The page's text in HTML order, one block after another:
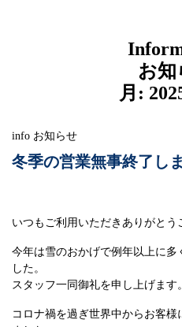
お知
月:
info お知らせ
冬季の営業無事終了し
いつもご利用いただきありがとう
今年は雪のおかげで例年以上に多
した。
スタッフ一同御礼を申し上げます。
コロナ禍を過ぎ世界中からお客